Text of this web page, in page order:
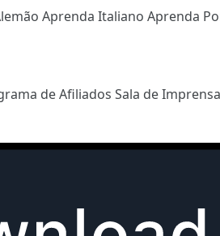
Aprenda Italiano Aprenda
de Afiliados Sala de Imprensa